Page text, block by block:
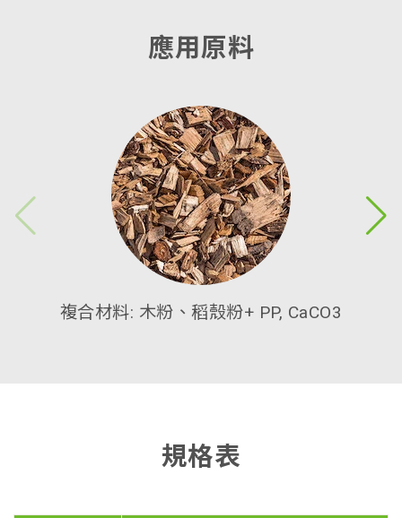
應用原料
複合材料: 木粉、稻殼粉+ PP, CaCO3
規格表